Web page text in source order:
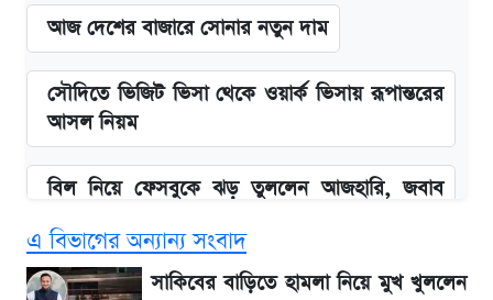
আজ দেশের বাজারে সোনার নতুন দাম
সৌদিতে ভিজিট ভিসা থেকে ওয়ার্ক ভিসায় রূপান্তরের
আসল নিয়ম
বিল নিয়ে ফেসবুকে ঝড় তুললেন আজহারি, জবাব
বাংলাদেশ নিয়ে যা বললেন সজীব ওয়াজেদ জয়
এ বিভাগের অন্যান্য সংবাদ
সাকিবের বাড়িতে হামলা নিয়ে মুখ খুললেন